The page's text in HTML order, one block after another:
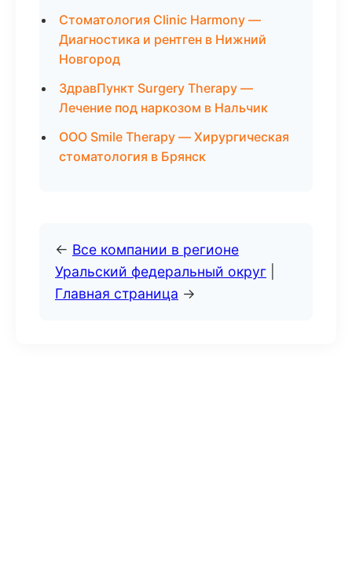
Стоматология Clinic Harmony —
Диагностика и рентген в Нижний
Новгород
ЗдравПункт Surgery Therapy —
Лечение под наркозом в Нальчик
ООО Smile Therapy — Хирургическая
стоматология в Брянск
← Все компании в регионе
Уральский федеральный округ
Главная страница →